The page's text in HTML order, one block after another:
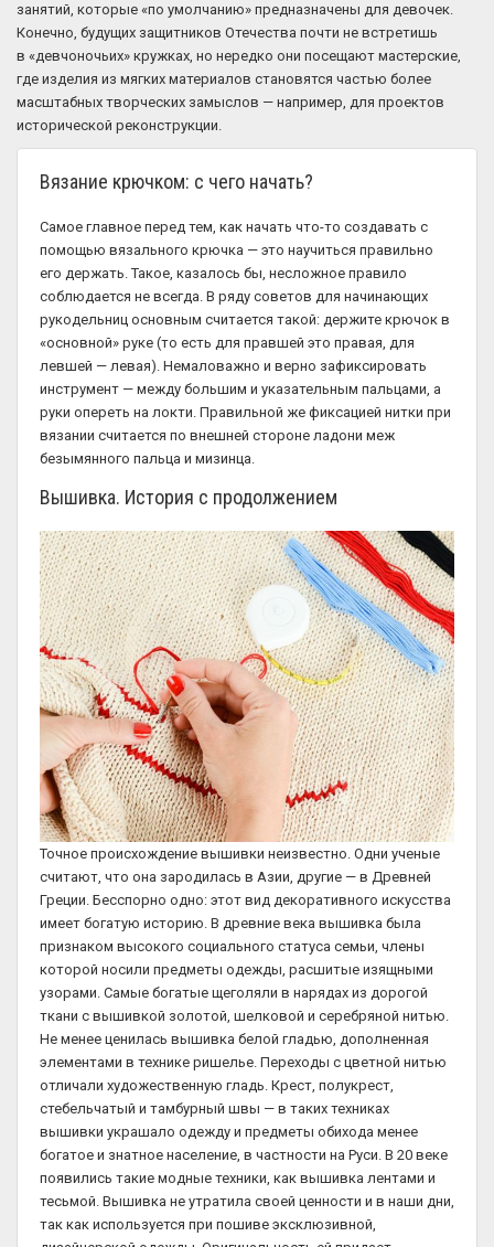
занятий, которые «по умолчанию» предназначены для девочек.
Конечно, будущих защитников Отечества почти не встретишь
в «девчоночьих» кружках, но нередко они посещают мастерские,
где изделия из мягких материалов становятся частью более
масштабных творческих замыслов — например, для проектов
исторической реконструкции.
Вязание крючком: с чего начать?
Самое главное перед тем, как начать что-то создавать с
помощью вязального крючка — это научиться правильно
его держать. Такое, казалось бы, несложное правило
соблюдается не всегда. В ряду советов для начинающих
рукодельниц основным считается такой: держите крючок в
«основной» руке (то есть для правшей это правая, для
левшей — левая). Немаловажно и верно зафиксировать
инструмент — между большим и указательным пальцами, а
руки опереть на локти. Правильной же фиксацией нитки при
вязании считается по внешней стороне ладони меж
безымянного пальца и мизинца.
Вышивка. История с продолжением
Точное происхождение вышивки неизвестно. Одни ученые
считают, что она зародилась в Азии, другие — в Древней
Греции. Бесспорно одно: этот вид декоративного искусства
имеет богатую историю. В древние века вышивка была
признаком высокого социального статуса семьи, члены
которой носили предметы одежды, расшитые изящными
узорами. Самые богатые щеголяли в нарядах из дорогой
ткани с вышивкой золотой, шелковой и серебряной нитью.
Не менее ценилась вышивка белой гладью, дополненная
элементами в технике ришелье. Переходы с цветной нитью
отличали художественную гладь. Крест, полукрест,
стебельчатый и тамбурный швы — в таких техниках
вышивки украшало одежду и предметы обихода менее
богатое и знатное население, в частности на Руси. В 20 веке
появились такие модные техники, как вышивка лентами и
тесьмой. Вышивка не утратила своей ценности и в наши дни,
так как используется при пошиве эксклюзивной,